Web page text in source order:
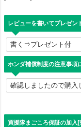
レビューを書いてプレゼ
ホンダ補償制度の注意事項
買援隊まごころ保証の加入